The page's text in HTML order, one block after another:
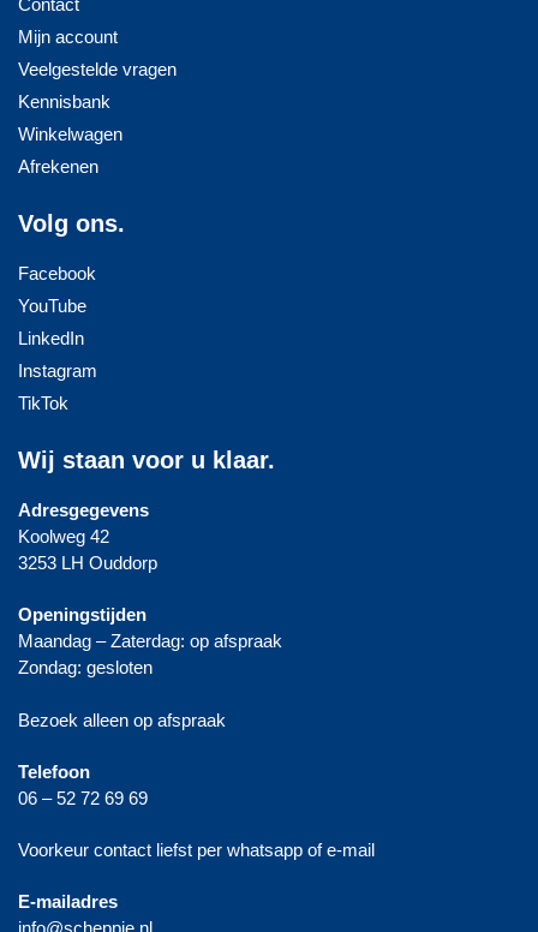
Contact
Mijn account
Veelgestelde vragen
Kennisbank
Winkelwagen
Afrekenen
Volg ons.
Facebook
YouTube
LinkedIn
Instagram
TikTok
Wij staan voor u klaar.
Adresgegevens
Koolweg 42
3253 LH Ouddorp
Openingstijden
Maandag – Zaterdag: op afspraak
Zondag: gesloten
Bezoek alleen op afspraak
Telefoon
06 – 52 72 69 69
Voorkeur contact liefst per whatsapp of e-mail
E-mailadres